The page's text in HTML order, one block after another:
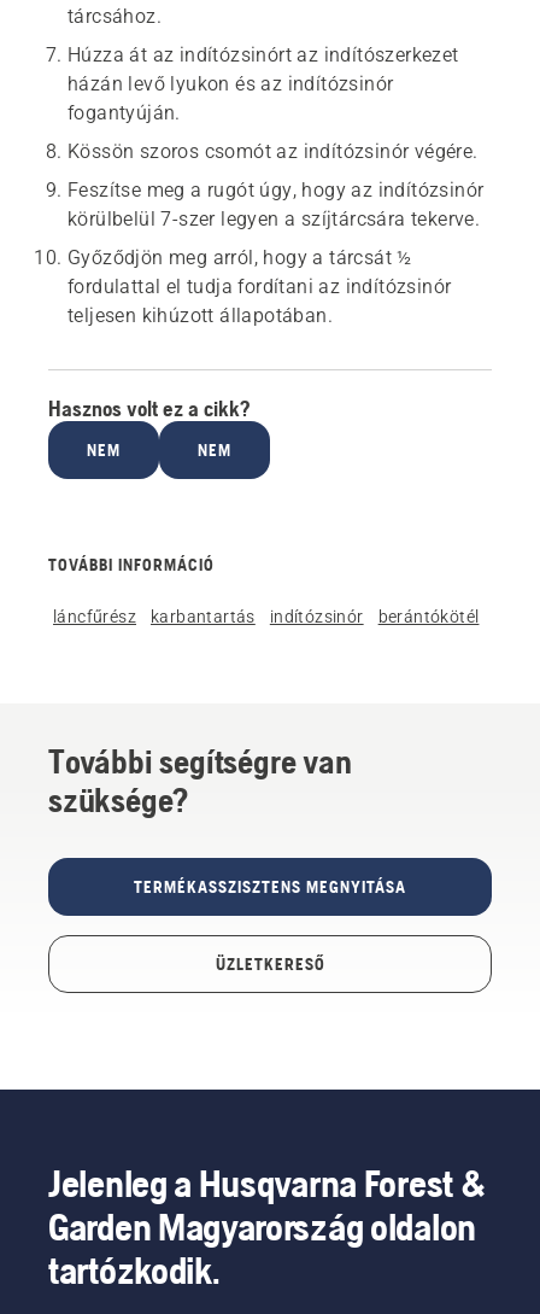
tárcsához.
Húzza át az indítózsinórt az indítószerkezet
házán levő lyukon és az indítózsinór
fogantyúján.
Kössön szoros csomót az indítózsinór végére.
Feszítse meg a rugót úgy, hogy az indítózsinór
körülbelül 7-szer legyen a szíjtárcsára tekerve.
Győződjön meg arról, hogy a tárcsát ½
fordulattal el tudja fordítani az indítózsinór
teljesen kihúzott állapotában.
Hasznos volt ez a cikk?
NEM NEM
TOVÁBBI INFORMÁCIÓ
láncfűrész karbantartás indítózsinór berántókötél
További segítségre van
szüksége?
TERMÉKASSZISZTENS MEGNYITÁSA
ÜZLETKERESŐ
Jelenleg a Husqvarna Forest &
Garden Magyarország oldalon
tartózkodik.